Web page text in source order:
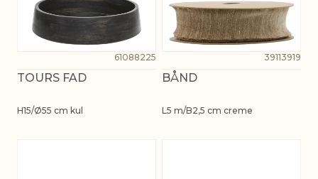
61088225
TOURS FAD
H15/Ø55 cm kul
39113919
BÅND
L5 m/B2,5 cm creme